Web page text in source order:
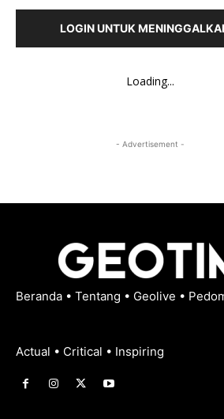
LOGIN UNTUK
Loading...
- Advertisement -
Beranda • Tentang • Geolive •
Actual • Critical • Inspiring